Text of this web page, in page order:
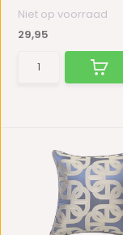
Niet op voorraad
29,95